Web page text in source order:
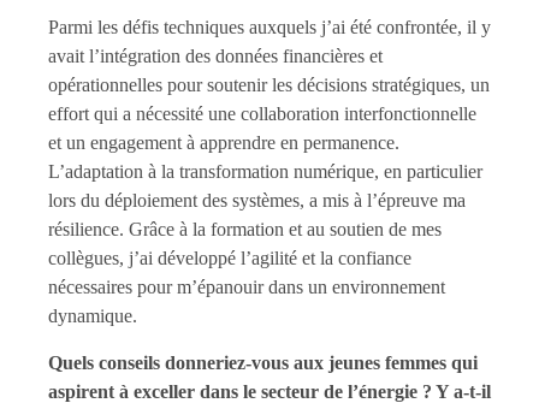
Parmi les défis techniques auxquels j’ai été confrontée, il y
avait l’intégration des données financières et
opérationnelles pour soutenir les décisions stratégiques, un
effort qui a nécessité une collaboration interfonctionnelle
et un engagement à apprendre en permanence.
L’adaptation à la transformation numérique, en particulier
lors du déploiement des systèmes, a mis à l’épreuve ma
résilience. Grâce à la formation et au soutien de mes
collègues, j’ai développé l’agilité et la confiance
nécessaires pour m’épanouir dans un environnement
dynamique.
Quels conseils donneriez-vous aux jeunes femmes qui
aspirent à exceller dans le secteur de l’énergie ? Y a-t-il